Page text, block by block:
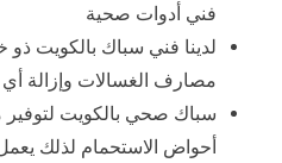
فني أدوات صحية
لدينا فني سباك بالكويت
مصارف الغسالات وإزالة
سباك صحي بالكويت لتوفير
أحواض الاستحمام لذلك